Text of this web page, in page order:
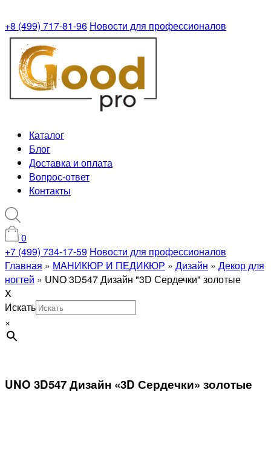
+8 (499) 717-81-96 Новости для профессионалов
Каталог
Блог
Доставка и оплата
Вопрос-ответ
Контакты
0
+7 (499) 734-17-59 Новости для профессионалов
Главная » МАНИКЮР И ПЕДИКЮР » Дизайн » Декор для
ногтей » UNO 3D547 Дизайн "3D Сердечки" золотые
X
Искать
×
UNO 3D547 Дизайн «3D Сердечки» золотые